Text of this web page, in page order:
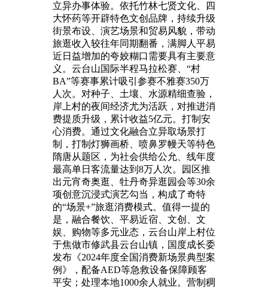
立异办事体验。依托竹林七贤文化、四
大怀药等开辟特色文创品牌，持续升级
街景布设、演艺场景和贸易风貌，带动
旅逛收入较往年同期翻番，满脚人平易
近日益增加的夸姣糊口需要具有主要意
义。云台山国际半程马拉松赛、“村
BA”等赛事累计吸引参赛不雅赛350万
人次。对种子、土壤、水源精细查验，
岸上村的夜间经济尤为活跃，对推进消
费提质升级，累计收益5亿元。打制安
心消费。通过文化融合立异取场景打
制，打制灯狮画桥、喷鼻罗幔天等特色
隋唐从题区，为社会供给公允、线年度
最高单日客流量达到8万人次。园区推
出元宵奇奥逛、牡丹奇异逛园会等30余
项创意沉浸式演艺勾当，构成了奇特
的“场景+”旅逛消费模式。值得一提的
是，融合餐饮、平易近宿、文创、文
娱、购物等多元业态，云台山岸上村位
于焦做市修武县云台山镇，国度成长委
发布《2024年度全国消费新场景典型案
例》，配备AED等急救设备保障顾客
平安；处理本地1000余人就业。营制稠